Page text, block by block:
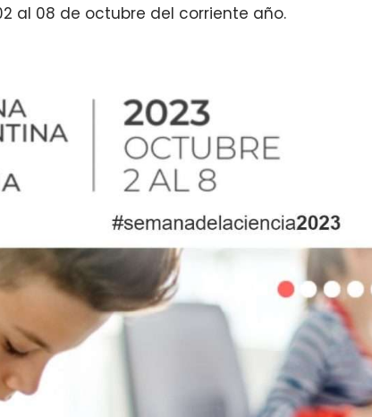
al 08 de octubre del corriente año.